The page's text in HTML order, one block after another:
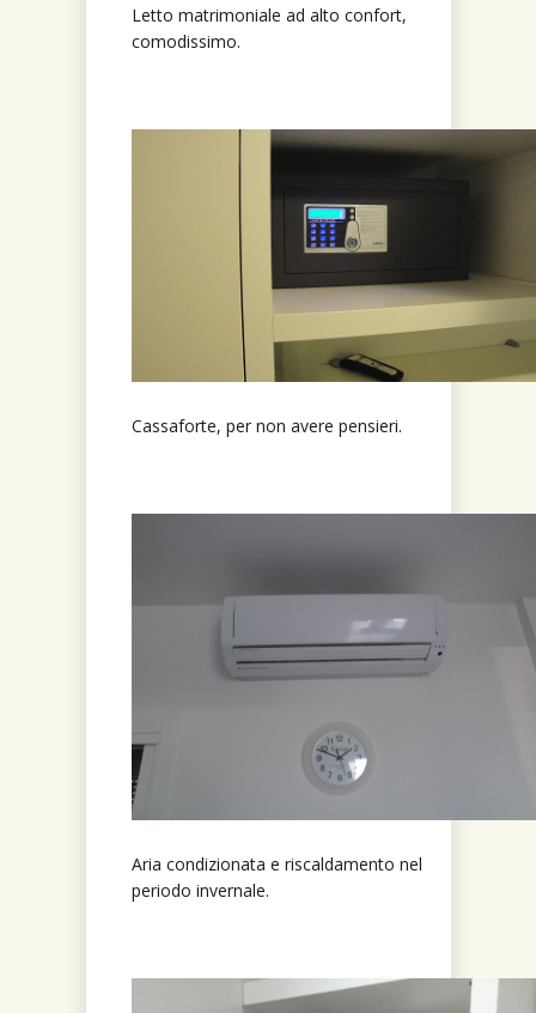
Letto matrimoniale ad alto confort,
comodissimo.
Cassaforte, per non avere pensieri.
Aria condizionata e riscaldamento nel
periodo invernale.